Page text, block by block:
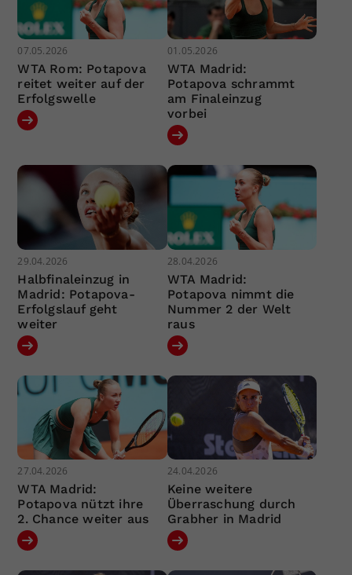
07.05.2026
WTA Rom: Potapova
reitet weiter auf der
Erfolgswelle
01.05.2026
WTA Madrid:
Potapova schrammt
am Finaleinzug
vorbei
29.04.2026
Halbfinaleinzug in
Madrid: Potapova-
Erfolgslauf geht
weiter
28.04.2026
WTA Madrid:
Potapova nimmt die
Nummer 2 der Welt
raus
27.04.2026
WTA Madrid:
Potapova nützt ihre
2. Chance weiter aus
24.04.2026
Keine weitere
Überraschung durch
Grabher in Madrid